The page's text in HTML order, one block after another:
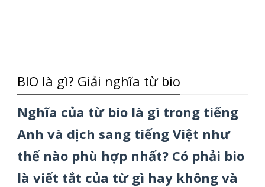
BIO là gì? Giải nghĩa từ bio
Nghĩa của từ bio là gì trong tiếng
Anh và dịch sang tiếng Việt như
thế nào phù hợp nhất? Có phải bio
là viết tắt của từ gì hay không và